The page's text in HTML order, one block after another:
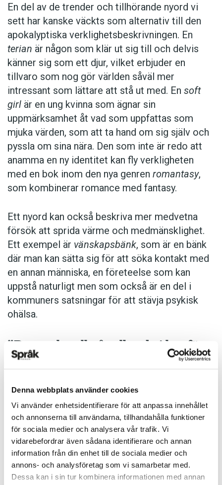
Denna webbplats använder cookies
Vi använder enhetsidentifierare för att anpassa innehållet
och annonserna till användarna, tillhandahålla funktioner
för sociala medier och analysera vår trafik. Vi
vidarebefordrar även sådana identifierare och annan
information från din enhet till de sociala medier och
annons- och analysföretag som vi samarbetar med.
Dessa kan i sin tur kombinera informationen med annan
En del av de trender och tillhörande nyord vi
sett har kanske väckts som alternativ till den
apokalyptiska verklighetsbeskrivningen. En
terian är någon som klär ut sig till och delvis
känner sig som ett djur, vilket erbjuder en
tillvaro som nog gör världen såväl mer
intressant som lättare att stå ut med. En soft
girl är en ung kvinna som ägnar sin
uppmärksamhet åt vad som uppfattas som
mjuka värden, som att ta hand om sig själv och
pyssla om sina nära. Den som inte är redo att
anamma en ny identitet kan fly verkligheten
med en bok inom den nya genren romantasy,
som kombinerar romance med fantasy.
Ett nyord kan också beskriva mer medvetna
försök att sprida värme och medmänsklighet.
Ett exempel är vänskapsbänk, som är en bänk
där man kan sätta sig för att söka kontakt med
en ­annan människa, en företeelse som kan
uppstå naturligt men som också är en del i
kommuners satsningar för att stävja psykisk
ohälsa.
”Det spelar alltså roll vad vi har för
ord för att beskriva vår omvärld”
SÅ VISST KAN DET STÄMMA
menade att ordet speglar vår tid. Men inom
modern ­språkforskning är man minst lika
intresserad av rela­tionen i den motsatta
riktningen. Språk speglar inte bara vårt
samhälle, påpekade exempelvis den brittiska
språkvetaren Deborah Cameron 1990, det